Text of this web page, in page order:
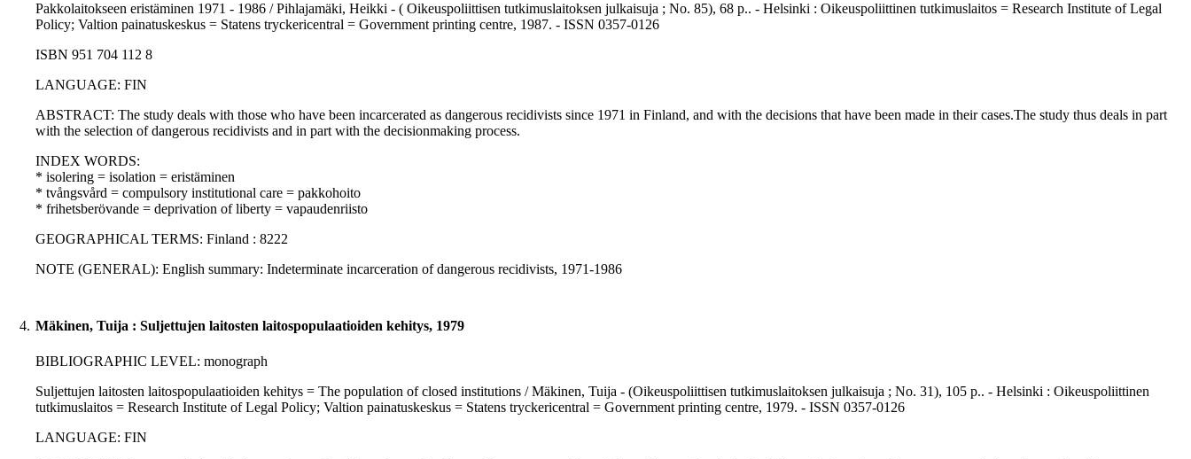
Pakkolaitokseen eristäminen 1971 - 1986 / Pihlajamäki, Heikki - ( Oikeuspoliittisen tutkimuslaitoksen julkaisuja ; No. 85), 68 p.. - Helsinki : Oikeuspoliittinen tutkimuslaitos = Research Institute of Legal
Policy; Valtion painatuskeskus = Statens tryckericentral = Government printing centre, 1987. - ISSN 0357-0126
ISBN 951 704 112 8
LANGUAGE: FIN
ABSTRACT: The study deals with those who have been incarcerated as dangerous recidivists since 1971 in Finland, and with the decisions that have been made in their cases.The study thus deals in part
with the selection of dangerous recidivists and in part with the decisionmaking process.
INDEX WORDS:
* isolering = isolation = eristäminen
* tvångsvård = compulsory institutional care = pakkohoito
* frihetsberövande = deprivation of liberty = vapaudenriisto
GEOGRAPHICAL TERMS: Finland : 8222
NOTE (GENERAL): English summary: Indeterminate incarceration of dangerous recidivists, 1971-1986
4. Mäkinen, Tuija : Suljettujen laitosten laitospopulaatioiden kehitys, 1979
BIBLIOGRAPHIC LEVEL: monograph
Suljettujen laitosten laitospopulaatioiden kehitys = The population of closed institutions / Mäkinen, Tuija - (Oikeuspoliittisen tutkimuslaitoksen julkaisuja ; No. 31), 105 p.. - Helsinki : Oikeuspoliittinen
tutkimuslaitos = Research Institute of Legal Policy; Valtion painatuskeskus = Statens tryckericentral = Government printing centre, 1979. - ISSN 0357-0126
LANGUAGE: FIN